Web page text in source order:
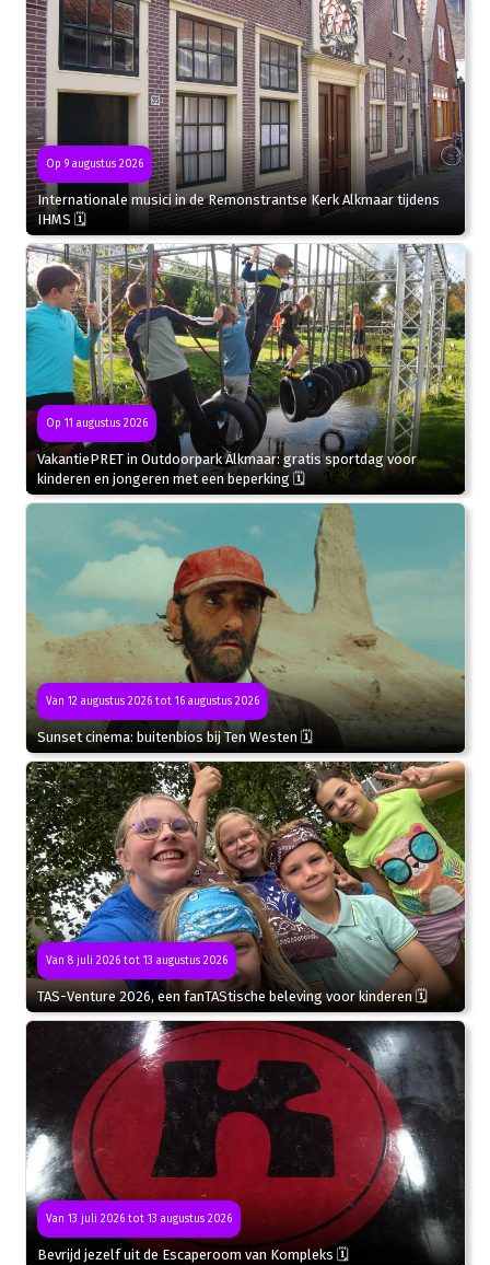
Op 9 augustus 2026
Internationale musici in de Remonstrantse Kerk Alkmaar tijdens
IHMS 🗓
Op 11 augustus 2026
VakantiePRET in Outdoorpark Alkmaar: gratis sportdag voor
kinderen en jongeren met een beperking 🗓
Van 12 augustus 2026 tot 16 augustus 2026
Sunset cinema: buitenbios bij Ten Westen 🗓
Van 8 juli 2026 tot 13 augustus 2026
TAS-Venture 2026, een fanTAStische beleving voor kinderen 🗓
Van 13 juli 2026 tot 13 augustus 2026
Bevrijd jezelf uit de Escaperoom van Kompleks 🗓